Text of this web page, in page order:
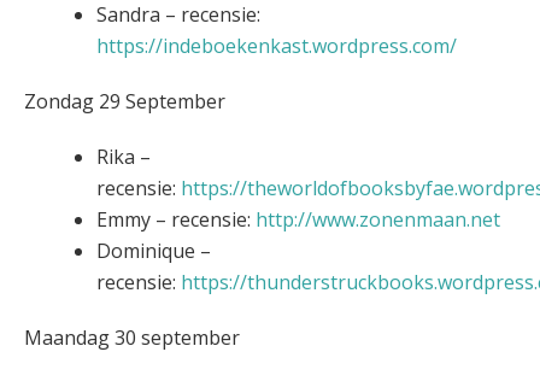
Sandra – recensie:
https://indeboekenkast.wordpress.com/
Zondag 29 September
Rika –
recensie: https://
Emmy – recensie: http://www.zonenmaan.net
Dominique –
recensie: https://
Maandag 30 september